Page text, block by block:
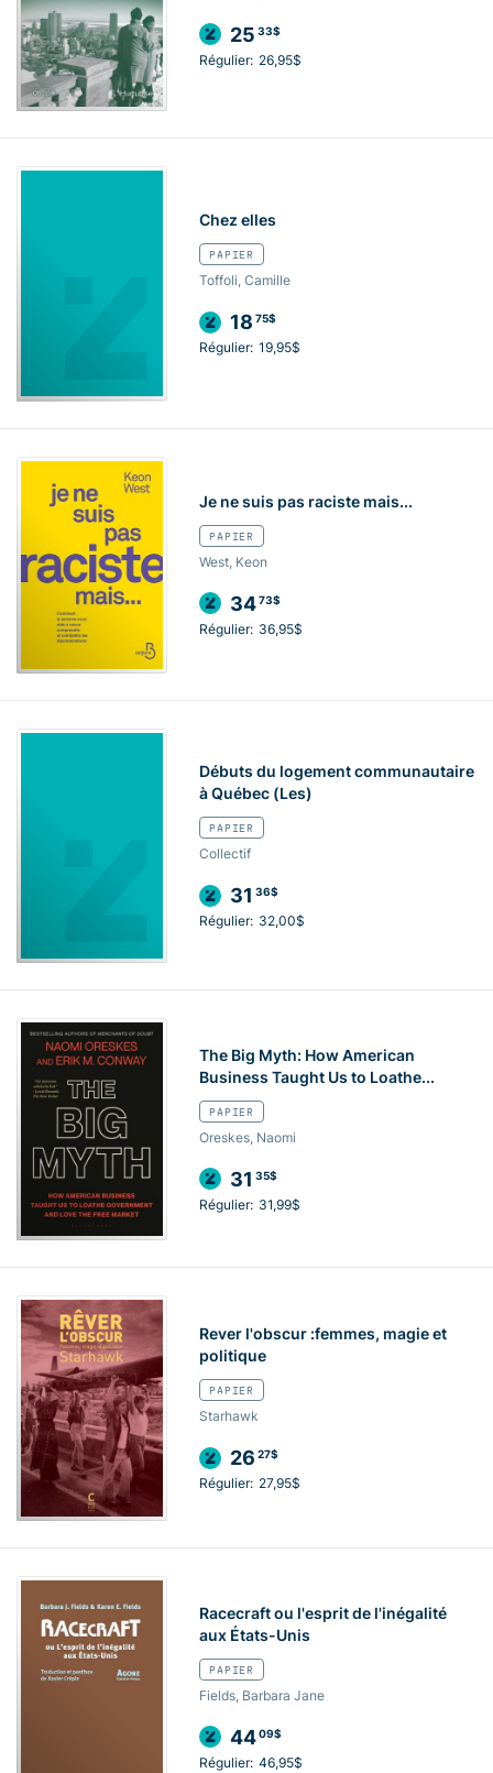
25 33$
Régulier: 26,95$
Chez elles
PAPIER
Toffoli, Camille
18 75$
Régulier: 19,95$
Je ne suis pas raciste mais...
PAPIER
West, Keon
3473$
Régulier: 36,95$
Débuts du logement communautaire
à Québec (Les)
PAPIER
Collectif
31 36$
Régulier: 32,00$
The Big Myth: How American
Business Taught Us to Loathe...
PAPIER
Oreskes, Naomi
31 35$
Régulier: 31,99$
Rever l'obscur :femmes, magie et
politique
PAPIER
Starhawk
26 27$
Régulier: 27,95$
Racecraft ou l'esprit de l'inégalité
aux États-Unis
PAPIER
Fields, Barbara Jane
4409$
Régulier: 46,95$